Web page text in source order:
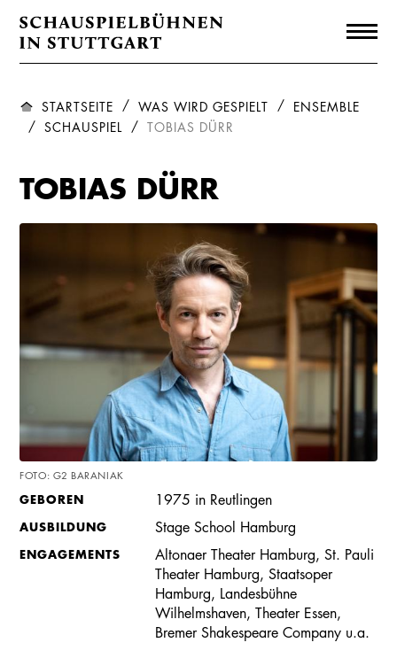
STARTSEITE WAS WIRD GESPIELT
ENSEMBLE
SCHAUSPIEL
TOBIAS DÜRR
TOBIAS DÜRR
GEBOREN 1975 in Reutlingen
AUSBILDUNG Stage School Hamburg
ENGAGEMENTS
Altonaer Theater Hamburg, St. Pauli
Theater Hamburg, Staatsoper
Hamburg, Landesbühne
Wilhelmshaven, Theater Essen,
Bremer Shakespeare Company u.a.
FOTO: G2 BARANIAK